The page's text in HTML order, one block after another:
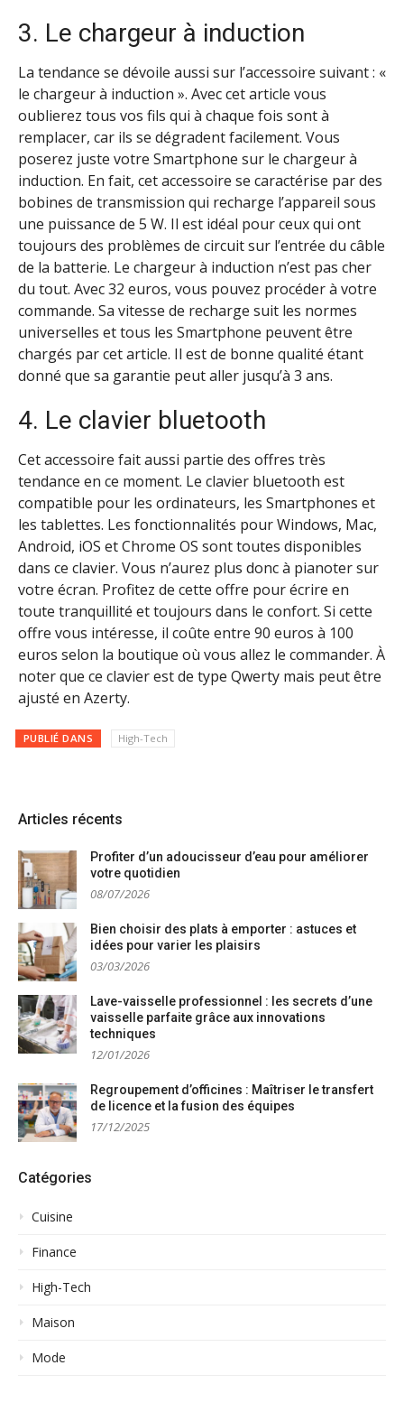
3. Le chargeur à induction
La tendance se dévoile aussi sur l’accessoire suivant : «
le chargeur à induction ». Avec cet article vous
oublierez tous vos fils qui à chaque fois sont à
remplacer, car ils se dégradent facilement. Vous
poserez juste votre Smartphone sur le chargeur à
induction. En fait, cet accessoire se caractérise par des
bobines de transmission qui recharge l’appareil sous
une puissance de 5 W. Il est idéal pour ceux qui ont
toujours des problèmes de circuit sur l’entrée du câble
de la batterie. Le chargeur à induction n’est pas cher
du tout. Avec 32 euros, vous pouvez procéder à votre
commande. Sa vitesse de recharge suit les normes
universelles et tous les Smartphone peuvent être
chargés par cet article. Il est de bonne qualité étant
donné que sa garantie peut aller jusqu’à 3 ans.
4. Le clavier bluetooth
Cet accessoire fait aussi partie des offres très
tendance en ce moment. Le clavier bluetooth est
compatible pour les ordinateurs, les Smartphones et
les tablettes. Les fonctionnalités pour Windows, Mac,
Android, iOS et Chrome OS sont toutes disponibles
dans ce clavier. Vous n’aurez plus donc à pianoter sur
votre écran. Profitez de cette offre pour écrire en
toute tranquillité et toujours dans le confort. Si cette
offre vous intéresse, il coûte entre 90 euros à 100
euros selon la boutique où vous allez le commander. À
noter que ce clavier est de type Qwerty mais peut être
ajusté en Azerty.
PUBLIÉ DANS High-Tech
Articles récents
Profiter d’un adoucisseur d’eau pour améliorer
votre quotidien
08/07/2026
Bien choisir des plats à emporter : astuces et
idées pour varier les plaisirs
03/03/2026
Lave-vaisselle professionnel : les secrets d’une
vaisselle parfaite grâce aux innovations
techniques
12/01/2026
Regroupement d’officines : Maîtriser le transfert
de licence et la fusion des équipes
17/12/2025
Catégories
Cuisine
Finance
High-Tech
Maison
Mode